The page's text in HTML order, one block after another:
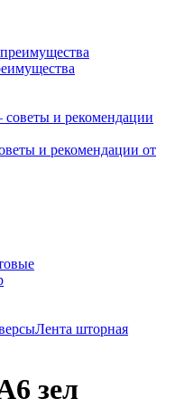
и рекомендации от
Лента шторная
зел